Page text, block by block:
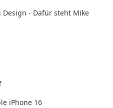
- Dafür steht Mike
iPhone 16